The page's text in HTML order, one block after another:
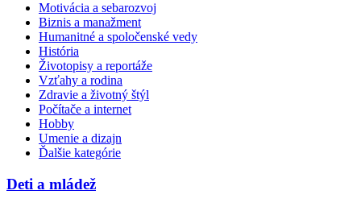
Motivácia a sebarozvoj
Biznis a manažment
Humanitné a spoločenské vedy
História
Životopisy a reportáže
Vzťahy a rodina
Zdravie a životný štýl
Počítače a internet
Hobby
Umenie a dizajn
Ďalšie kategórie
Deti a mládež